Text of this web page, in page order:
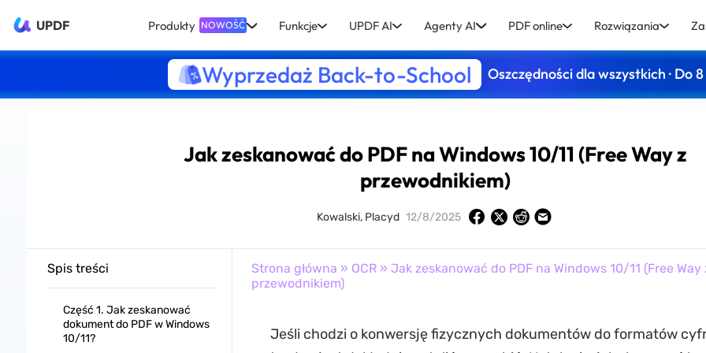
UPDF Produkty NOWOŚĆ Funkcje UPDF AI Agenty AI PDF online Rozwiązania
Wyprzedaż Back-to-School Oszczędności dla wszystkich · Do
Jak zeskanować do PDF na Windows 10/11 (Free Way z
przewodnikiem)
Kowalski, Placyd 12/8/2025
Spis treści
Część 1. Jak zeskanować
dokument do PDF w Windows
10/11?
Strona główna » OCR» Jak zeskanować do PDF na Windows 10/11 (Free Way
przewodnikiem)
Jeśli chodzi o konwersję fizycznych dokumentów do formatów